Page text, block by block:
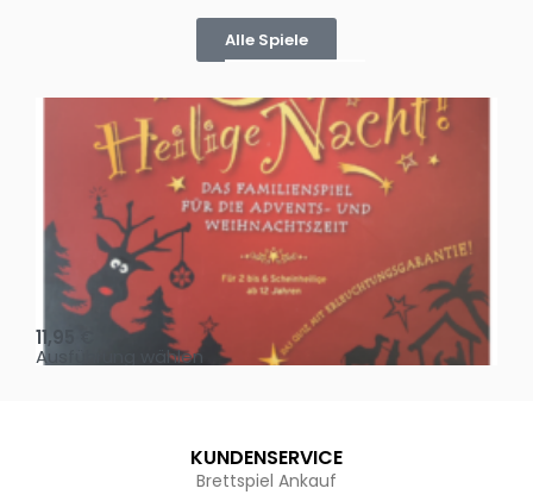
Alle Spiele
Oh, heilige Nacht!
11,95
Ausführung wählen
KUNDENSERVICE
Brettspiel Ankauf